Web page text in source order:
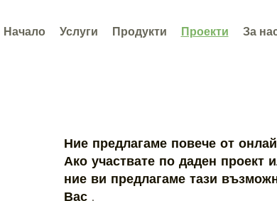
Начало Услуги Продукти Проекти За
Ние предлагаме повече от
Ако участвате по даден проект
ние ви предлагаме тази
Вас .